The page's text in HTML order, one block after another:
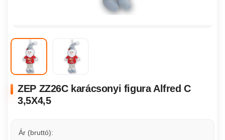
ZEP ZZ26C karácsonyi figura Alfred C
3,5X4,5
Ár (bruttó):